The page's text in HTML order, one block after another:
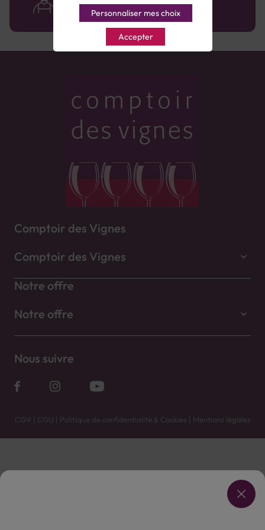
avec le sourire :)
Comptoir des Vignes
Comptoir des Vignes
Notre offre
Notre offre
Nous suivre
CGV | CGU | Politique de confidentialité & Cookies | Mentions légales
Vente uniquement en caves. Contactez votre caviste pour plus de renseignements.
L'ABUS D'ALCOOL EST DANGEREUX POUR LA SANTÉ, À CONSOMMER AVEC MODÉRATION.
Personnaliser mes choix
Accepter